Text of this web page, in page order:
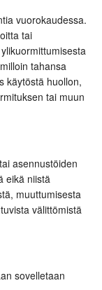
vuorokaudessa.
tai
tahansa
käytöstä huollon,
tai muun
asennustöiden
eikä niistä
muuttumisesta
välittömistä
sovelletaan